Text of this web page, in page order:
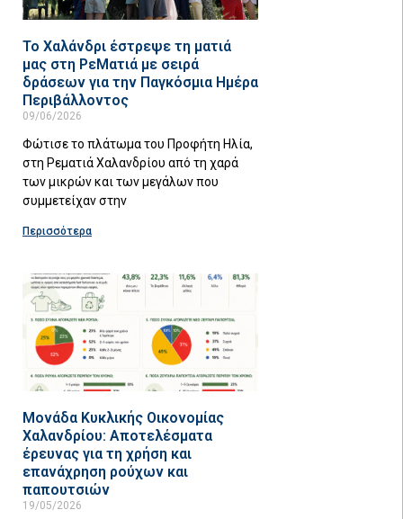
Το Χαλάνδρι έστρεψε τη ματιά
μας στη ΡεΜατιά με σειρά
δράσεων για την Παγκόσμια Ημέρα
Περιβάλλοντος
09/06/2026
Φώτισε το πλάτωμα του Προφήτη Ηλία,
στη Ρεματιά Χαλανδρίου από τη χαρά
των μικρών και των μεγάλων που
συμμετείχαν στην
Περισσότερα
Μονάδα Κυκλικής Οικονομίας
Χαλανδρίου: Αποτελέσματα
έρευνας για τη χρήση και
επανάχρηση ρούχων και
παπουτσιών
19/05/2026